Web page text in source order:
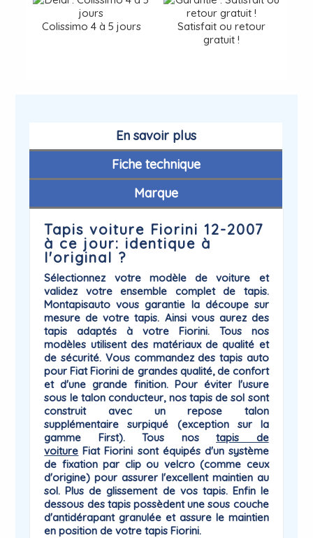
Colissimo 4 à 5 jours
Satisfait ou retour
gratuit !
En savoir plus
Fiche technique
Marque
Tapis voiture Fiorini 12-2007
à ce jour: identique à
l'original ?
Sélectionnez votre modèle de voiture et
validez votre ensemble complet de tapis.
Montapisauto vous garantie la découpe sur
mesure de votre tapis. Ainsi vous aurez des
tapis adaptés à votre Fiorini. Tous nos
modèles utilisent des matériaux de qualité et
de sécurité. Vous commandez des tapis auto
pour Fiat Fiorini de grandes qualité, de confort
et d'une grande finition. Pour éviter l'usure
sous le talon conducteur, nos tapis de sol sont
construit avec un repose talon
supplémentaire surpiqué (exception sur la
gamme First). Tous nostapis de
voiture Fiat Fiorini sont équipés d'un système
de fixation par clip ou velcro(comme ceux
d'origine) pour assurer l'excellent maintien au
sol. Plus de glissement de vos tapis. Enfin le
dessous des tapis possèdent une sous couche
d'antidérapantgranulée et assure le maintien
en position de votre tapis Fiorini.